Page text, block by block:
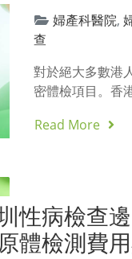
婦產科醫院,
查
對於絕大多數港
密體檢項目。
Read More
性病檢查
體檢測費